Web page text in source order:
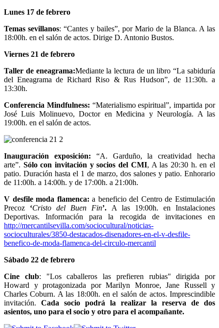
Lunes 17 de febrero
Temas sevillanos: “Cantes y bailes”, por Mario de la Blanca. A las
18:00h. en el salón de actos. Dirige D. Antonio Bustos.
Viernes 21 de febrero
Taller de eneagrama:Mediante la lectura de un libro “La sabiduría
del Eneagrama de Richard Riso & Rus Hudson”, de 11:30h. a
13:30h.
Conferencia Mindfulness: “Materialismo espiritual”, impartida por
José Luis Molinuevo, Doctor en Medicina y Neurología. A las
19:00h. en el salón de actos.
Inauguración exposición: “A. Garduño, la creatividad hecha
arte”. Sólo con invitación y socios del CMI, A las 20:30 h. en el
patio. Duración hasta el 1 de marzo, dos salones y patio. Enhorario
de 11:00h. a 14:00h. y de 17:00h. a 21:00h.
V desfile moda flamenca: a beneficio del Centro de Estimulación
Precoz ‘Cristo del Buen Fin’. A las 19:00h. en Instalaciones
Deportivas. Información para la recogida de invitaciones en
http://mercantilsevilla.com/sociocultural/noticias-
socioculturales/3850-destacados-disenadores-en-el-v-desfile-
benefico-de-moda-flamenca-del-circulo-mercantil
Sábado 22 de febrero
Cine club: "Los caballeros las prefieren rubias" dirigida por
Howard y protagonizada por Marilyn Monroe, Jane Russell y
Charles Coburn. A las 18:00h. en el salón de actos. Imprescindible
invitación. Cada socio podrá la realizar la reserva de dos
asientos, uno para el socio y otro para el acompañante.